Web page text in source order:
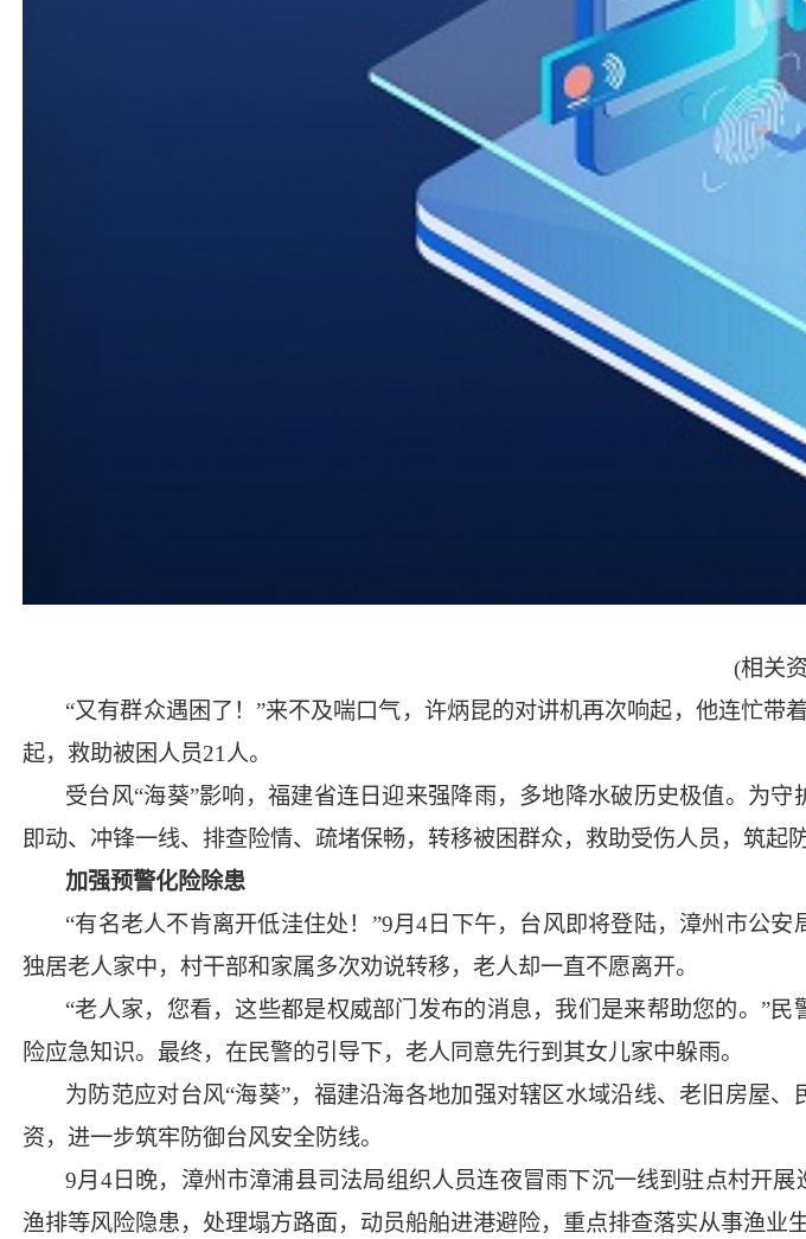
(相关
“又有群众遇困了！”来不及喘口气，许炳昆的对讲机再次响起，他连忙
起，救助被困人员21人。
受台风“海葵”影响，福建省连日迎来强降雨，多地降水破历史极值。为
即动、冲锋一线、排查险情、疏堵保畅，转移被困群众，救助受伤人员，筑起
加强预警化险除患
“有名老人不肯离开低洼住处！”9月4日下午，台风即将登陆，漳州市公
独居老人家中，村干部和家属多次劝说转移，老人却一直不愿离开。
“老人家，您看，这些都是权威部门发布的消息，我们是来帮助您的。”
险应急知识。最终，在民警的引导下，老人同意先行到其女儿家中躲雨。
为防范应对台风“海葵”，福建沿海各地加强对辖区水域沿线、老旧房屋
资，进一步筑牢防御台风安全防线。
9月4日晚，漳州市漳浦县司法局组织人员连夜冒雨下沉一线到驻点村开
渔排等风险隐患，处理塌方路面，动员船舶进港避险，重点排查落实从事渔业